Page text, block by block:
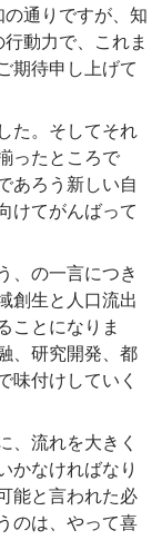
通りですが、知
動力で、これま
期待申し上げて
た。そしてそれ
ったところで
あろう新しい自
けてがんばって
、の一言につき
創生と人口流出
ことになりま
、研究開発、都
味付けしていく
、流れを大きく
かなければなり
能と言われた必
のは、やって喜